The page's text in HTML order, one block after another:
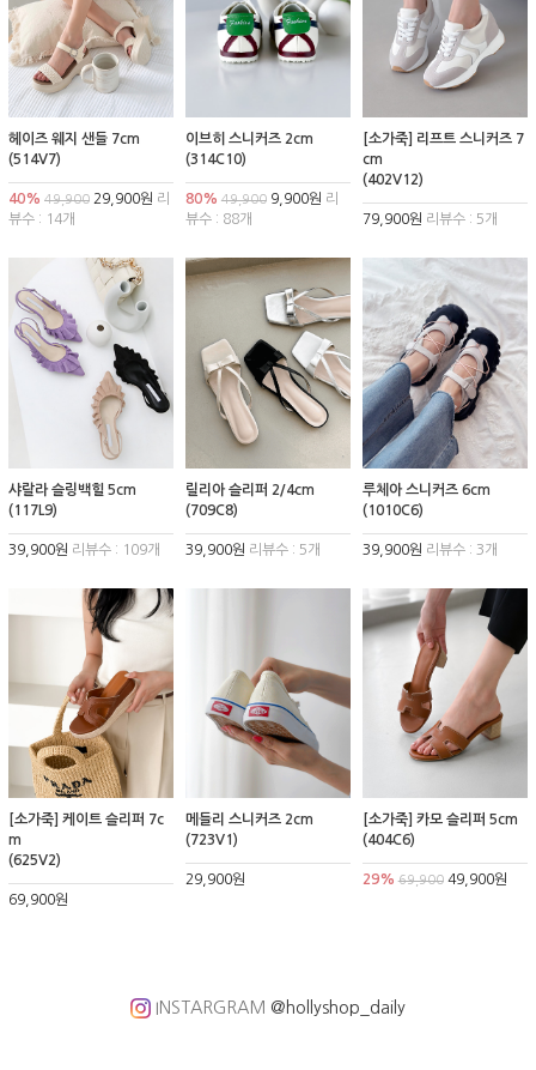
헤이즈 웨지 샌들 7cm
(514V7)
40% 49,900 29,900원 리
뷰수 : 14개
이브히 스니커즈 2cm
(314C10)
80% 49,9009,900원 리
뷰수 : 88개
[소가죽] 리프트 스니커즈 7
cm
(402V12)
79,900원 리뷰수 : 5개
샤랄라 슬링백힐 5cm
(117L9)
39,900원 리뷰수 : 109개
릴리아 슬리퍼 2/4cm
(709C8)
39,900원 리뷰수 : 5개
루체아 스니커즈 6cm
(1010C6)
39,900원 리뷰수 : 3개
[소가죽] 케이트 슬리퍼 7c
m
(625V2)
69,900원
메들리 스니커즈 2cm
(723V1)
29,900원
[소가죽] 카모 슬리퍼 5cm
(404C6)
29% 69,90049,900원
INSTARGRAM @hollyshop_daily